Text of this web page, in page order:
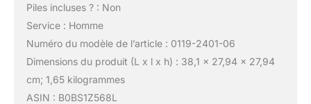
Piles incluses ? : Non
Service : Homme
Numéro du modèle de l’article : 0119-2401-06
Dimensions du produit (L x l x h) : 38,1 x 27,94 x 27,94
cm; 1,65 kilogrammes
ASIN : B0BS1Z568L